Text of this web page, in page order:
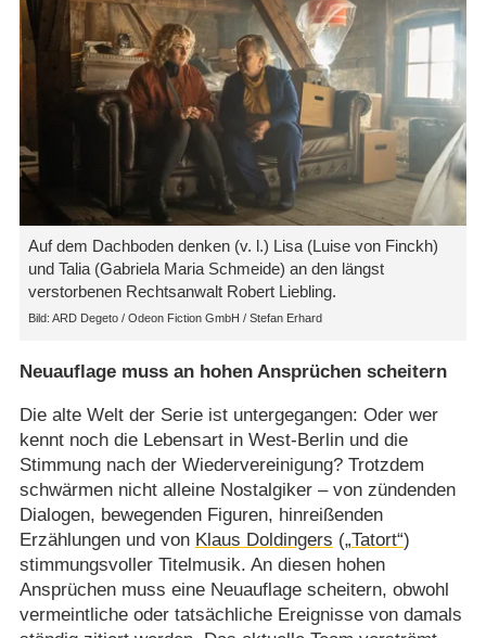
Auf dem Dachboden denken (v. l.) Lisa (Luise von Finckh)
und Talia (Gabriela Maria Schmeide) an den längst
verstorbenen Rechtsanwalt Robert Liebling.
ARD Degeto /​ Odeon Fiction GmbH /​ Stefan Erhard
Neuauflage muss an hohen Ansprüchen scheitern
Die alte Welt der Serie ist untergegangen: Oder wer
kennt noch die Lebensart in West-Berlin und die
Stimmung nach der Wiedervereinigung? Trotzdem
schwärmen nicht alleine Nostalgiker – von zündenden
Dialogen, bewegenden Figuren, hinreißenden
Erzählungen und von Klaus Doldingers („Tatort“)
stimmungsvoller Titelmusik. An diesen hohen
Ansprüchen muss eine Neuauflage scheitern, obwohl
vermeintliche oder tatsächliche Ereignisse von damals